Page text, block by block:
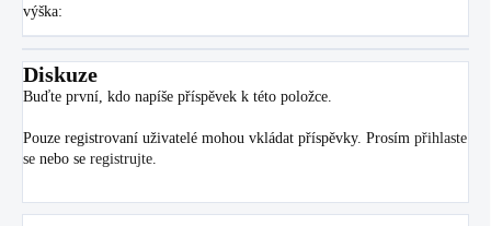
výška:
Diskuze
Buďte první, kdo napíše příspěvek k této položce.
Pouze registrovaní uživatelé mohou vkládat příspěvky. Prosím přihlaste
se nebo se registrujte